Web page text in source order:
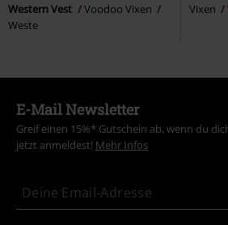
Western Vest
Voodoo Vixen
Weste
Vixen
E-Mail Newsletter
Greif einen 15%* Gutschein ab, wenn du
jetzt anmeldest! Mehr Infos